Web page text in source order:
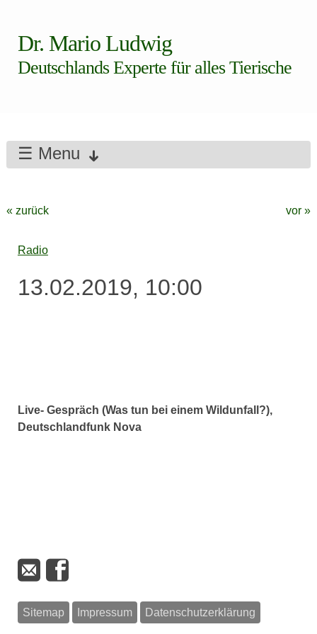
Dr. Mario Ludwig
Deutschlands Experte für alles Tierische
☰ Menu
« zurück vor »
Radio
13.02.2019, 10:00
Live- Gespräch (Was tun bei einem Wildunfall?),
Deutschlandfunk Nova
Sitemap Impressum Datenschutzerklärung